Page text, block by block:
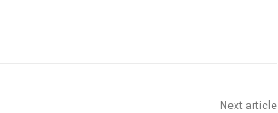
Next article